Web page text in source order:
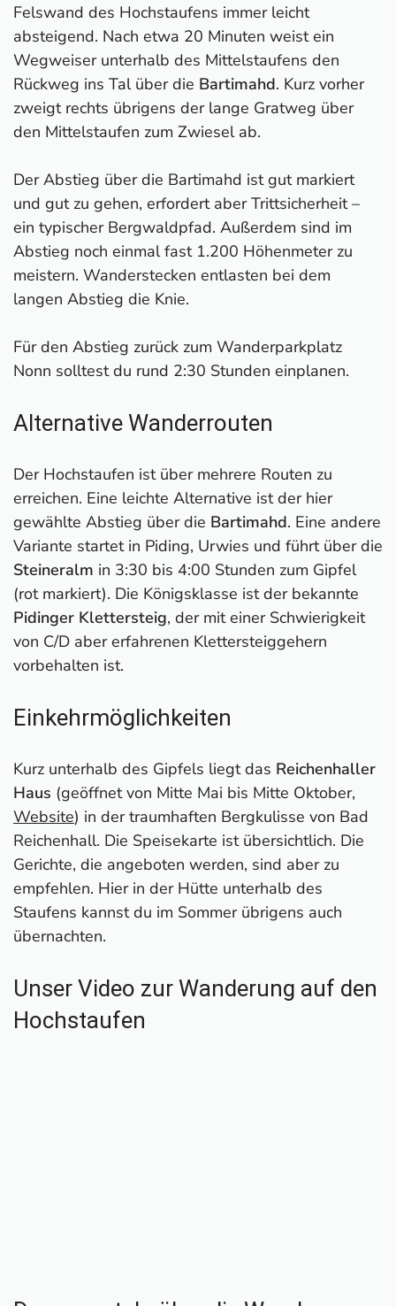
Felswand des Hochstaufens immer leicht
absteigend. Nach etwa 20 Minuten weist ein
Wegweiser unterhalb des Mittelstaufens den
Rückweg ins Tal über die Bartimahd. Kurz vorher
zweigt rechts übrigens der lange Gratweg über
den Mittelstaufen zum Zwiesel ab.
Der Abstieg über die Bartimahd ist gut markiert
und gut zu gehen, erfordert aber Trittsicherheit –
ein typischer Bergwaldpfad. Außerdem sind im
Abstieg noch einmal fast 1.200 Höhenmeter zu
meistern. Wanderstecken entlasten bei dem
langen Abstieg die Knie.
Für den Abstieg zurück zum Wanderparkplatz
Nonn solltest du rund 2:30 Stunden einplanen.
Alternative Wanderrouten
Der Hochstaufen ist über mehrere Routen zu
erreichen. Eine leichte Alternative ist der hier
gewählte Abstieg über die Bartimahd. Eine andere
Variante startet in Piding, Urwies und führt über die
Steineralm in 3:30 bis 4:00 Stunden zum Gipfel
(rot markiert). Die Königsklasse ist der bekannte
Pidinger Klettersteig, der mit einer Schwierigkeit
von C/D aber erfahrenen Klettersteiggehern
vorbehalten ist.
Einkehrmöglichkeiten
Kurz unterhalb des Gipfels liegt das Reichenhaller
Haus (geöffnet von Mitte Mai bis Mitte Oktober,
Website) in der traumhaften Bergkulisse von Bad
Reichenhall. Die Speisekarte ist übersichtlich. Die
Gerichte, die angeboten werden, sind aber zu
empfehlen. Hier in der Hütte unterhalb des
Staufens kannst du im Sommer übrigens auch
übernachten.
Unser Video zur Wanderung auf den
Hochstaufen